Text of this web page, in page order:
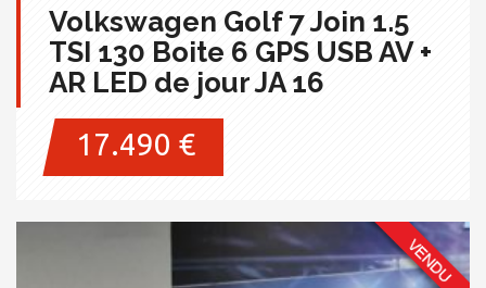
Volkswagen Golf 7 Join 1.5
TSI 130 Boite 6 GPS USB AV +
AR LED de jour JA 16
17.490 €